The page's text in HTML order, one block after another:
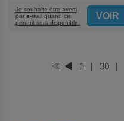
Je souhaite être averti
par e-mail quand ce
produit sera disponible.
VOIR
Page
Page
1 | Page
30 |